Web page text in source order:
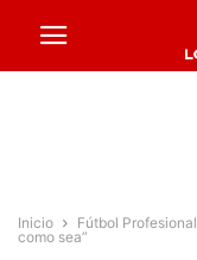
Inicio Fútbol Profesional
como sea”